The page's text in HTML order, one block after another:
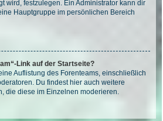
wird, festzulegen. Ein Administrator kann dir
Hauptgruppe im persönlichen Bereich
Link auf der Startseite?
Auflistung des Forenteams, einschließlich
Du findest hier auch weitere
die diese im Einzelnen moderieren.